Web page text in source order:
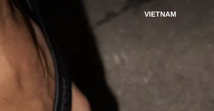
VIETNAM